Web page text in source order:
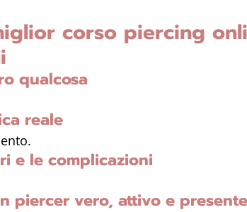
corso piercing
qualcosa
reale
e le complicazioni
piercer vero, attivo e